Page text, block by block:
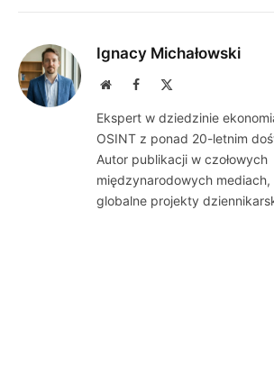
Ignacy Michałowski
WebsiteFacebook
Ekspert w dziedzinie
OSINT z ponad 20-letnim
Autor publikacji w czołowych
międzynarodowych
globalne projekty